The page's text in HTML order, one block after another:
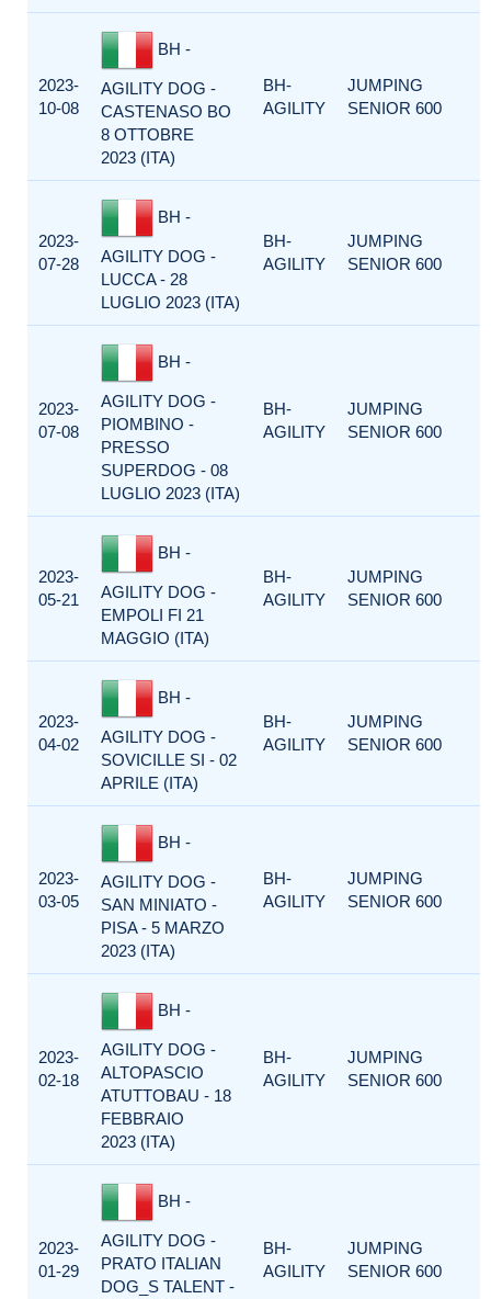
2023-
10-08
BH -
AGILITY DOG -
CASTENASO BO
8 OTTOBRE
2023 (ITA)
BH-
AGILITY
JUMPING
SENIOR 600
2023-
07-28
BH -
AGILITY DOG -
LUCCA - 28
LUGLIO 2023 (ITA)
BH-
AGILITY
JUMPING
SENIOR 600
2023-
07-08
BH -
AGILITY DOG -
PIOMBINO -
PRESSO
SUPERDOG - 08
LUGLIO 2023 (ITA)
BH-
AGILITY
JUMPING
SENIOR 600
2023-
05-21
BH -
AGILITY DOG -
EMPOLI FI 21
MAGGIO (ITA)
BH-
AGILITY
JUMPING
SENIOR 600
2023-
04-02
BH -
AGILITY DOG -
SOVICILLE SI - 02
APRILE (ITA)
BH-
AGILITY
JUMPING
SENIOR 600
2023-
03-05
BH -
AGILITY DOG -
SAN MINIATO -
PISA - 5 MARZO
2023 (ITA)
BH-
AGILITY
JUMPING
SENIOR 600
2023-
02-18
BH -
AGILITY DOG -
ALTOPASCIO
ATUTTOBAU - 18
FEBBRAIO
2023 (ITA)
BH-
AGILITY
JUMPING
SENIOR 600
2023-
01-29
BH -
AGILITY DOG -
PRATO ITALIAN
DOG_S TALENT -
BH-
AGILITY
JUMPING
SENIOR 600